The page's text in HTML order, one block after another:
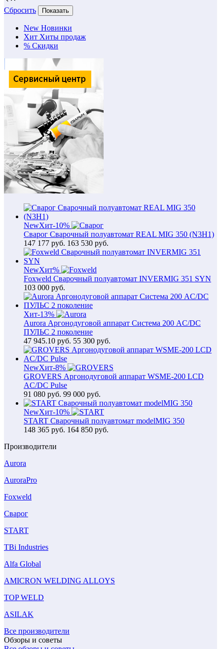
Сбросить
Показать
New Новинки
Хит Хиты продаж
% Скидки
NewХит-10%
Сварог Сварочный полуавтомат REAL MIG 350 (N3H1)
147 177 руб. 163 530 руб.
NewХит%
Foxweld Сварочный полуавтомат INVERMIG 351 SYN
103 000 руб.
Хит-13%
Aurora Аргонодуговой аппарат Система 200 AC/DC
ПУЛЬС 2 поколение
47 945.10 руб. 55 300 руб.
NewХит-8%
GROVERS Аргонодуговой аппарат WSME-200 LCD
AC/DC Pulse
91 080 руб. 99 000 руб.
NewХит-10%
START Сварочный полуавтомат modelMIG 350
148 365 руб. 164 850 руб.
Производители
Aurora
AuroraPro
Foxweld
Сварог
START
TBi Industries
Alfa Global
AMICRON WELDING ALLOYS
TOP WELD
ASILAK
Все производители
Обзоры и советы